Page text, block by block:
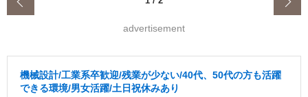
advertisement
機械設計/工業系卒歓迎/残業が少ない/40代、50代の方も活躍
できる環境/男女活躍/土日祝休みあり